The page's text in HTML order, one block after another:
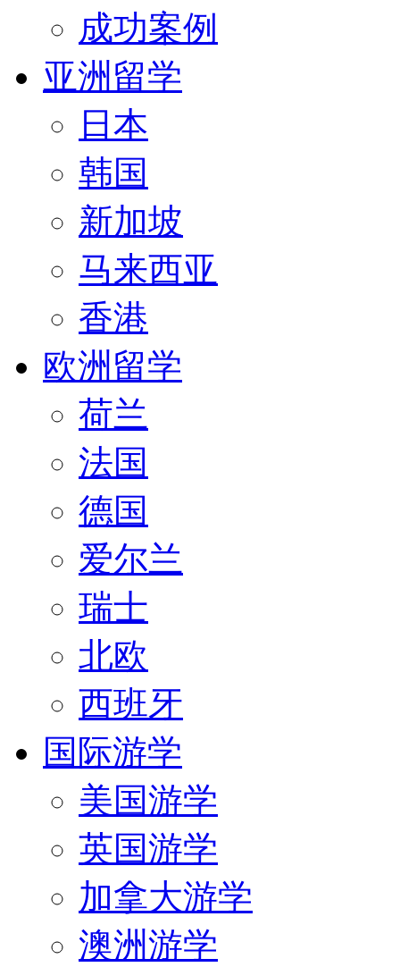
成功案例
亚洲留学
日本
韩国
新加坡
马来西亚
香港
欧洲留学
荷兰
法国
德国
爱尔兰
瑞士
北欧
西班牙
国际游学
美国游学
英国游学
加拿大游学
澳洲游学